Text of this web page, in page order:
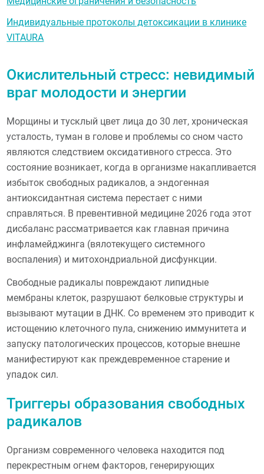
Индивидуальные протоколы детоксикации в клинике
VITAURA
Окислительный стресс: невидимый
враг молодости и энергии
Морщины и тусклый цвет лица до 30 лет, хроническая
усталость, туман в голове и проблемы со сном часто
являются следствием оксидативного стресса. Это
состояние возникает, когда в организме накапливается
избыток свободных радикалов, а эндогенная
антиоксидантная система перестает с ними
справляться. В превентивной медицине 2026 года этот
дисбаланс рассматривается как главная причина
инфламейджинга (вялотекущего системного
воспаления) и митохондриальной дисфункции.
Свободные радикалы повреждают липидные
мембраны клеток, разрушают белковые структуры и
вызывают мутации в ДНК. Со временем это приводит к
истощению клеточного пула, снижению иммунитета и
запуску патологических процессов, которые внешне
манифестируют как преждевременное старение и
упадок сил.
Триггеры образования свободных
радикалов
Организм современного человека находится под
перекрестным огнем факторов, генерирующих